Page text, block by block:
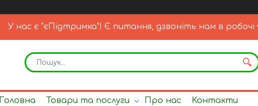
У нас є "єПідтримка"! Є питання, дзвоніть нам в робочі
Головна Товари та послуги Про нас Контакти